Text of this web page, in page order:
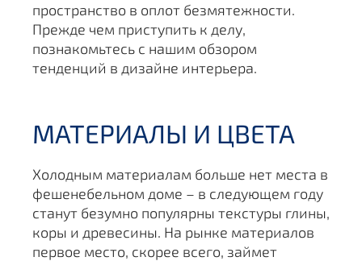
пространство в оплот безмятежности.
Прежде чем приступить к делу,
познакомьтесь с нашим обзором
тенденций в дизайне интерьера.
МАТЕРИАЛЫ И ЦВЕТА
Холодным материалам больше нет места в
фешенебельном доме – в следующем году
станут безумно популярны текстуры глины,
коры и древесины. На рынке материалов
первое место, скорее всего, займет